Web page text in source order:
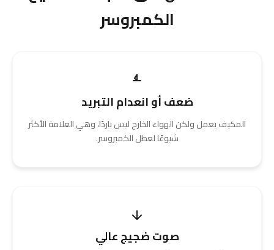
الكمبروسر
ضعف أو انعدام التبريد
المكيف يعمل ولكن الهواء الخارج ليس باردًا، وهي العلامة الأكثر
شيوعًا لعطل الكمبروسر.
صوت ضجيج عالي